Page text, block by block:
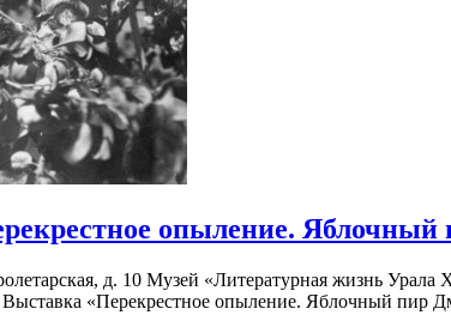
опыление. Яблочный
д. 10 Музей «Литературная жизнь Урала
Выставка «Перекрестное опыление. Яблочный пир